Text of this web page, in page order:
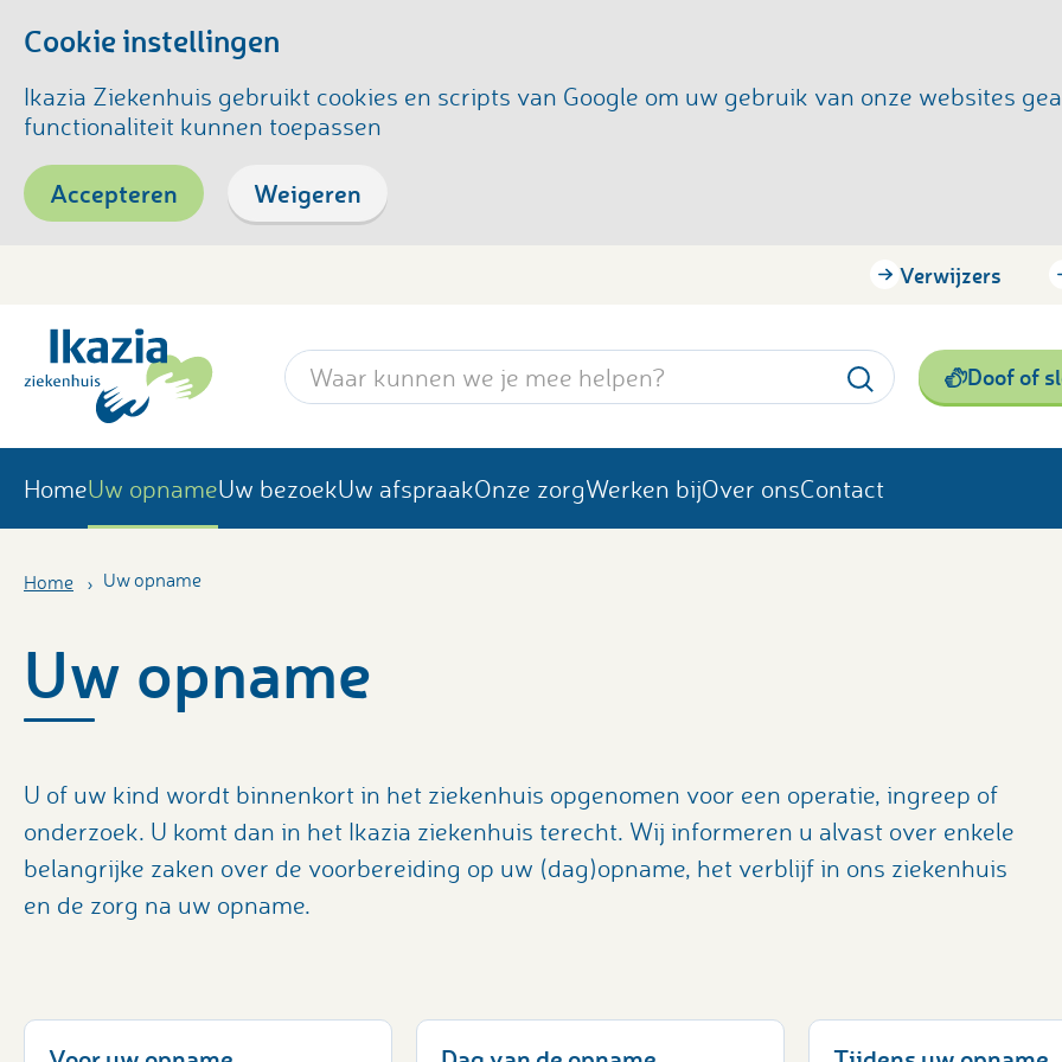
Cookie instellingen
Ikazia Ziekenhuis gebruikt cookies en scripts van Google om uw gebruik van onze websites
functionaliteit kunnen toepassen
Accepteren Weigeren
Verwijzers
Zoekwoord Doof of
HomeUw opnameUw bezoekUw afspraakOnze zorgWerken bijOver onsContact
Home Uw opname
Uw opname
U of uw kind wordt binnenkort in het ziekenhuis opgenomen voor een operatie, ingreep of
onderzoek. U komt dan in het Ikazia ziekenhuis terecht. Wij informeren u alvast over enkele
belangrijke zaken over de voorbereiding op uw (dag)opname, het verblijf in ons ziekenhuis
en de zorg na uw opname.